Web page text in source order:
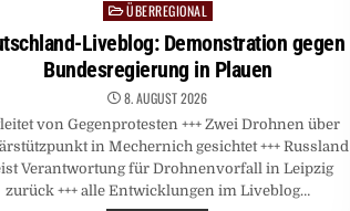
PostedÜBERREGIONAL
Liveblog: Demonstration gegen
Bundesregierung in Plauen
8. AUGUST 2026
von Gegenprotesten +++ Zwei Drohnen über
in Mechernich gesichtet +++ Russland
Verantwortung für Drohnenvorfall in Leipzig
zurück +++ alle Entwicklungen im Liveblog…